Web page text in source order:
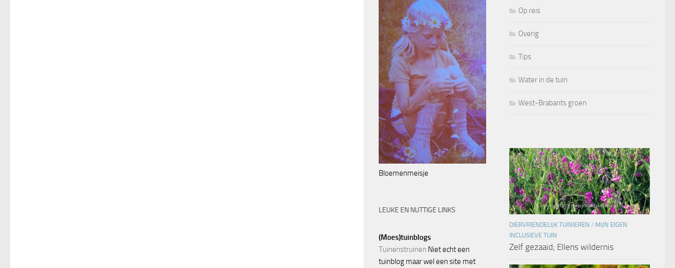
Op reis
Overig
Tips
Water in de tuin
West-Brabants groen
DIERVRIENDELIJK TUINIEREN / MIJN EIGEN
INCLUSIEVE TUIN
Zelf gezaaid; Ellens wildernis
Bloemenmeisje
LEUKE EN NUTTIGE LINKS
(Moes)tuinblogs
Tuinenstruinen Niet echt een
tuinblog maar wel een site met